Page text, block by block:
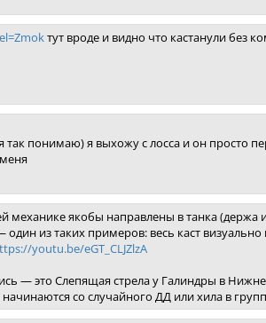
тут вроде и видно что кастанули без
понимаю) я выхожу с лосса и он просто
механике якобы направлены в танка (держа
из таких примеров: весь каст визуально
youtu.be/eGT_CLJZlzA
— это Слепящая стрела у Галиндры в
со случайного ДД или хила в